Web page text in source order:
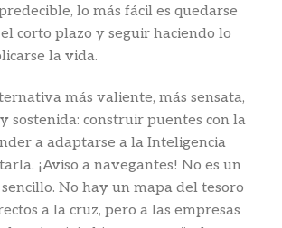
lo más fácil es quedarse
corto plazo y seguir haciendo lo
la vida.
más valiente, más sensata,
sostenida: construir puentes con la
a adaptarse a la Inteligencia
¡Aviso a navegantes! No es un
No hay un mapa del tesoro
a la cruz, pero a las empresas